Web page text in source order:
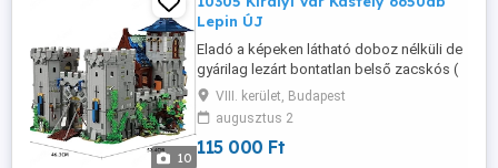
10
Lepin ÚJ
Eladó a képeken látható doboz nélküli de
gyárilag lezárt bontatlan belső zacskós (
lego kompatibilis) dobozos szett
leírással együtt, tehát teljesen új! Szuper
minőség, 100% kompatibilitás 1:1-ben,
kiváló termék, nálam van, azonnal tudom
VIII. kerület, Budapest
augusztus 2
115 000 Ft